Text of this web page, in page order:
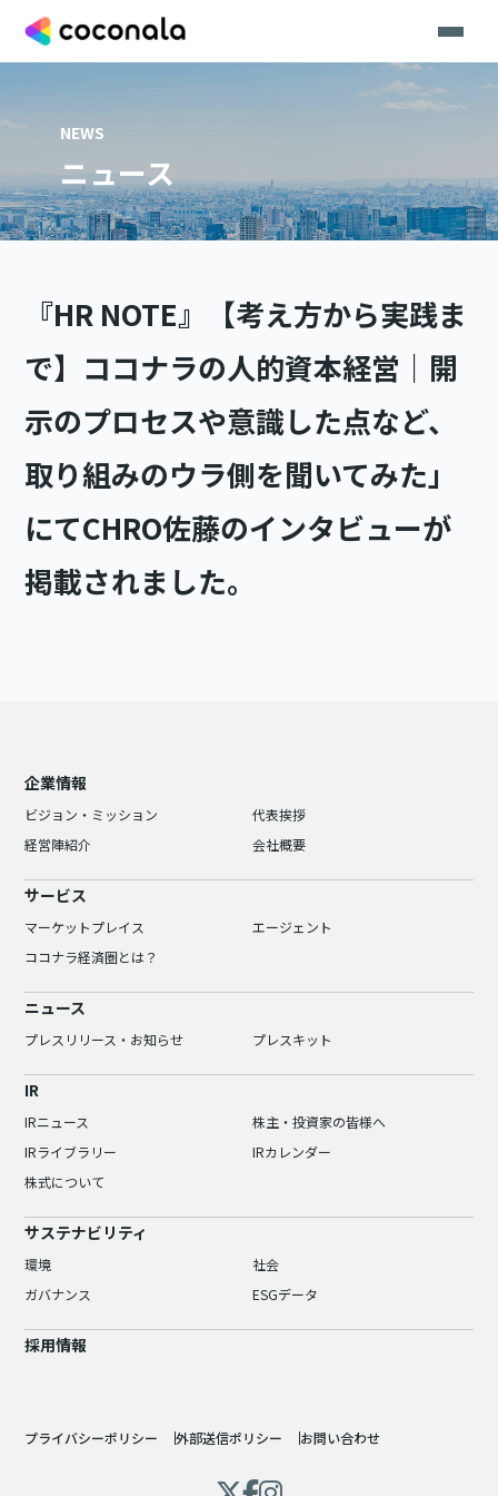
NEWS
ニュース
『HR NOTE』【考え方から実践ま
で】ココナラの人的資本経営｜開
示のプロセスや意識した点など、
取り組みのウラ側を聞いてみた」
にてCHRO佐藤のインタビューが
掲載されました。
企業情報
ビジョン・ミッション
代表挨拶
経営陣紹介
会社概要
サービス
マーケットプレイス
エージェント
ココナラ経済圏とは？
ニュース
プレスリリース・お知らせ プレスキット
IR
IRニュース
株主・投資家の皆様へ
IRライブラリー
IRカレンダー
株式について
サステナビリティ
環境
社会
ガバナンス
ESGデータ
採用情報
プライバシーポリシー 外部送信ポリシー お問い合わせ